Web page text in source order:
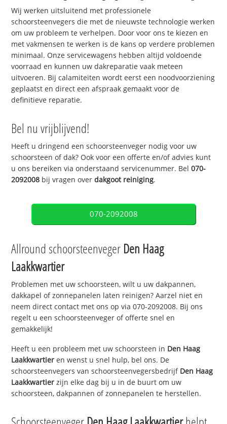
Wij werken uitsluitend met professionele
schoorsteenvegers die met de nieuwste technologie werken
om uw probleem te verhelpen. Door voor ons te kiezen en
met vakmensen te werken is de kans op verdere problemen
minimaal. Onze servicewagens hebben altijd voldoende
voorraad en kunnen uw dakreparatie vaak meteen
uitvoeren. Bij calamiteiten wordt eerst een noodvoorziening
geplaatst en direct een afspraak gemaakt voor de
definitieve reparatie.
Bel nu vrijblijvend!
Heeft u dringend een schoorsteenveger nodig voor uw
schoorsteen of dak? Ook voor een offerte en/of advies kunt
u ons bereiken via onderstaand servicenummer. Bel070-
2092008 bij vragen overdakgoot reiniging.
070-2092008
Allround schoorsteenveger Den Haag
Laakkwartier
Problemen met uw schoorsteen, wilt u uw dakpannen,
dakkapel of zonnepanelen laten reinigen? Aarzel niet en
neem direct contact met ons op via 070-2092008. Bij ons
regelt u een schoorsteenveger of offerte snel en
gemakkelijk!
Heeft u een probleem met uw schoorsteen in Den Haag
Laakkwartier en wenst u snel hulp, bel ons. De
schoorsteenvegers van schoorsteenvegersbedrijf Den Haag
Laakkwartier zijn elke dag bij u in de buurt om uw
schoorsteen, dakpannen of zonnepanelen te herstellen.